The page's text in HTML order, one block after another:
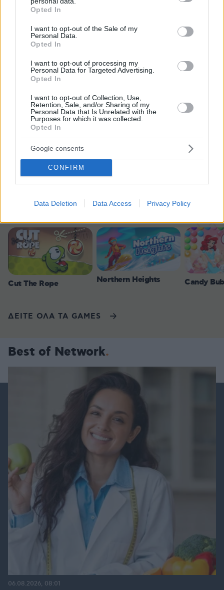
grant or deny consent to Google and its third-party tags to
use your data for below specified purposes in below Google
consent section.
Opted In
I want to opt-out of the Sale of my
Personal Data.
Opted In
I want to opt-out of processing my
Personal Data for Targeted Advertising.
Opted In
I want to opt-out of Collection, Use,
Retention, Sale, and/or Sharing of my
Personal Data that Is Unrelated with the
Purposes for which it was collected.
Opted In
Google consents
CONFIRM
Data Deletion Data Access Privacy Policy
τελευταίο αντίο στον Λάκη Χαλκιά στο
A' Νεκροταφείο, συντετριμμένη η
οικογένειά του
06.08.2026, 13:10
Το εξωτικό φρούτο που καλλιεργείται
06.08.2026, 10:57 11
Games
Cut The Rope Northern Heights Candy
ΔΕΙΤΕ ΟΛΑ ΤΑ GAMES
Best of Network
06.08.2026, 08:01